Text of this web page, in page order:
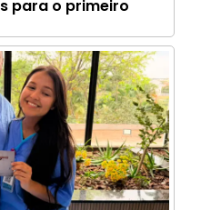
para o primeiro